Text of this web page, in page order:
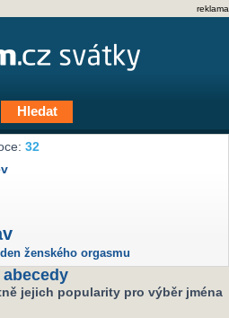
reklama
32
ženského orgasmu
jejich popularity pro výběr jména